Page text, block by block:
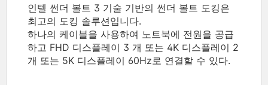
인텔 썬더 볼트 3 기술 기반의 썬더 볼트 도킹은
최고의 도킹 솔루션입니다.
하나의 케이블을 사용하여 노트북에 전원을 공급
하고 FHD 디스플레이 3 개 또는 4K 디스플레이 2
개 또는 5K 디스플레이 60Hz로 연결할 수 있다.